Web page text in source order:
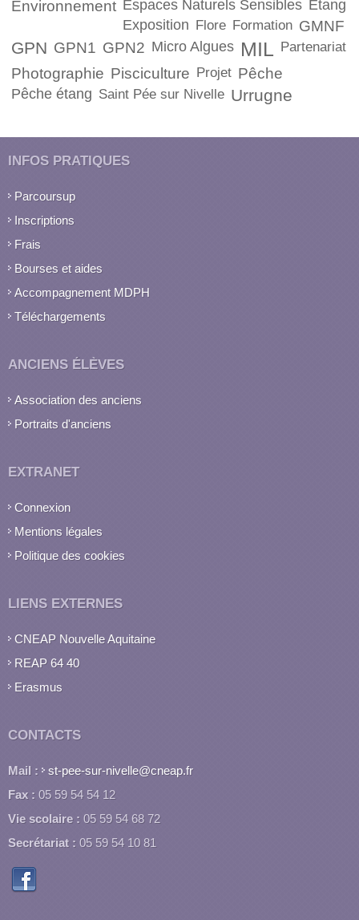
Environnement Espaces Naturels Sensibles Etang
Exposition Flore Formation GMNF
GPN GPN1 GPN2 Micro Algues MIL Partenariat
Photographie Pisciculture Projet Pêche
Pêche étang Saint Pée sur Nivelle Urrugne
INFOS PRATIQUES
Parcoursup
Inscriptions
Frais
Bourses et aides
Accompagnement MDPH
Téléchargements
ANCIENS ÉLÈVES
Association des anciens
Portraits d'anciens
EXTRANET
Connexion
Mentions légales
Politique des cookies
LIENS EXTERNES
CNEAP Nouvelle Aquitaine
REAP 64 40
Erasmus
CONTACTS
Mail :
st-pee-sur-nivelle@cneap.fr
Fax : 05 59 54 54 12
Vie scolaire : 05 59 54 68 72
Secrétariat : 05 59 54 10 81